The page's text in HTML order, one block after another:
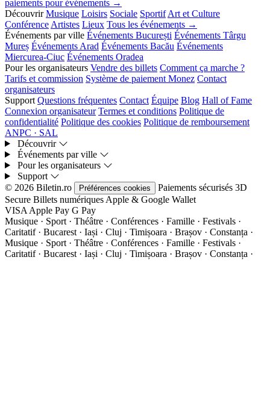
paiements pour événements →
Découvrir Musique Loisirs Sociale Sportif Art et Culture
Conférence Artistes Lieux Tous les événements →
Événements par ville Événements București Événements Târgu
Mureș Événements Arad Événements Bacău Événements
Miercurea-Ciuc Événements Oradea
Pour les organisateurs Vendre des billets Comment ça marche ?
Tarifs et commission Système de paiement Monez Contact
organisateurs
Support Questions fréquentes Contact Équipe Blog Hall of Fame
Connexion organisateur Termes et conditions Politique de
confidentialité Politique des cookies Politique de remboursement
ANPC · SAL
Découvrir
Événements par ville
Pour les organisateurs
Support
© 2026 Biletin.ro
Préférences cookies Paiements sécurisés 3D
Secure Billets numériques Apple & Google Wallet
VISA Apple Pay G Pay
Musique · Sport · Théâtre · Conférences · Famille · Festivals ·
Caritatif · Bucarest · Iași · Cluj · Timișoara · Brașov · Constanța ·
Musique · Sport · Théâtre · Conférences · Famille · Festivals ·
Caritatif · Bucarest · Iași · Cluj · Timișoara · Brașov · Constanța ·